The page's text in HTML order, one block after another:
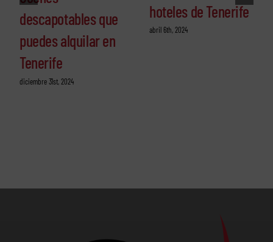
descapotables que
puedes alquilar en
Tenerife
diciembre 31st, 2024
hoteles de Tenerife
abril 6th, 2024